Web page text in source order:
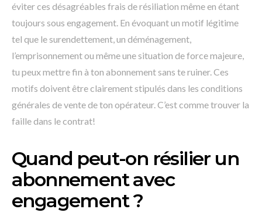
éviter ces désagréables frais de résiliation même en étant
toujours sous engagement. En évoquant un motif légitime
tel que le surendettement, un déménagement,
l’emprisonnement ou même une situation de force majeure,
tu peux mettre fin à ton abonnement sans te ruiner. Ces
motifs doivent être clairement stipulés dans les conditions
générales de vente de ton opérateur. C’est comme trouver la
faille dans le contrat!
Quand peut-on résilier un
abonnement avec
engagement ?